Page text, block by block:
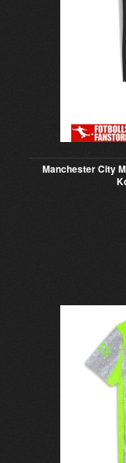
Manchester City